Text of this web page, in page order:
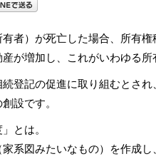
者）が死亡した場合、所有
が増加し、これがいわゆる
登記の促進に取り組むとさ
設です。
とは。
系図みたいなもの）を作成し